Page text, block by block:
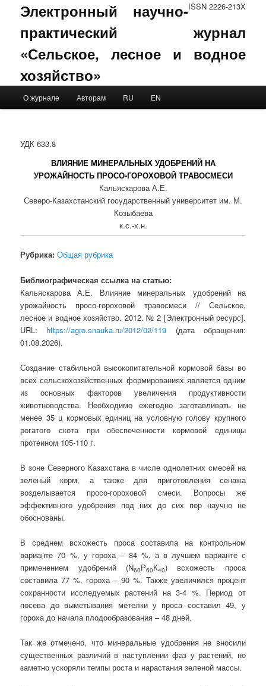
ISSN 2226-213X
Электронный научно-
практический журнал
«Сельское, лесное и водное
хозяйство»
Skip to primary content
Skip to secondary content
О журнале Авторам RU EN
УДК 633.8
ВЛИЯНИЕ МИНЕРАЛЬНЫХ УДОБРЕНИЙ НА
УРОЖАЙНОСТЬ ПРОСО-ГОРОХОВОЙ ТРАВОСМЕСИ
Кальяскарова А.Е.
Северо-Казахстанский государственный университет им. М.
Козыбаева
к.с.-х.н.
Рубрика: Общая рубрика
Библиографическая ссылка на статью:
Кальяскарова А.Е. Влияние минеральных удобрений на
урожайность просо-гороховой травосмеси // Сельское,
лесное и водное хозяйство. 2012. № 2 [Электронный ресурс].
URL: https://agro.snauka.ru/2012/02/119 (дата обращения:
01.08.2026).
Создание стабильной высокопитательной кормовой базы во
всех сельскохозяйственных формированиях является одним
из основных факторов увеличения продуктивности
животноводства. Необходимо ежегодно заготавливать не
менее 35 ц кормовых единиц на условную голову крупного
рогатого скота при обеспеченности кормовой единицы
протеином 105-110 г.
В зоне Северного Казахстана в числе однолетних смесей на
зеленый корм, а также для приготовления сенажа
возделывается просо-гороховой смеси. Вопросы же
эффективного удобрения под них до сих пор научно не
обоснованы.
В среднем всхожесть проса составила на контрольном
варианте 70 %, у гороха – 84 %, а в лучшем варианте с
применением удобрений (N60Р60К40) всхожесть проса
составила 77 %, гороха – 90 %. Также увеличился процент
сохранности исследуемых растений на 3-4 %. Период от
посева до выметывания метелки у проса составил 49, у
гороха до начала плодообразования – 48 дней.
Так же отмечено, что минеральные удобрения не вносили
существенных различий в наступлении фаз у растений, но
заметно ускоряли темпы роста и нарастания зеленой массы.